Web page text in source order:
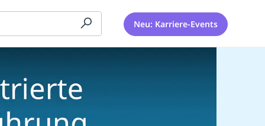
Neu: Karriere-Events